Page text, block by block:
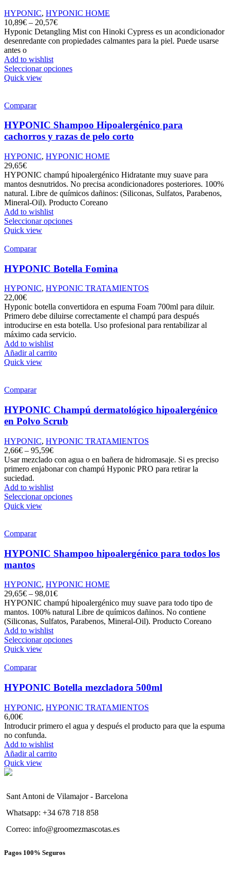
HYPONIC, HYPONIC HOME
10,89€ – 20,57€
Hyponic Detangling Mist con Hinoki Cypress es un acondicionador
desenredante con propiedades calmantes para la piel. Puede usarse
antes o
Add to wishlist
Seleccionar opciones
Quick view
Comparar
HYPONIC Shampoo Hipoalergénico para
cachorros y razas de pelo corto
HYPONIC, HYPONIC HOME
29,65€
HYPONIC champú hipoalergénico Hidratante muy suave para
mantos desnutridos. No precisa acondicionadores posteriores. 100%
natural. Libre de químicos dañinos: (Siliconas, Sulfatos, Parabenos,
Mineral-Oil). Producto Coreano
Add to wishlist
Seleccionar opciones
Quick view
Comparar
HYPONIC Botella Fomina
HYPONIC, HYPONIC TRATAMIENTOS
22,00€
Hyponic botella convertidora en espuma Foam 700ml para diluir.
Primero debe diluirse correctamente el champú para después
introducirse en esta botella. Uso profesional para rentabilizar al
máximo cada servicio.
Add to wishlist
Añadir al carrito
Quick view
Comparar
HYPONIC Champú dermatológico hipoalergénico
en Polvo Scrub
HYPONIC, HYPONIC TRATAMIENTOS
2,66€ – 95,59€
Usar mezclado con agua o en bañera de hidromasaje. Si es preciso
primero enjabonar con champú Hyponic PRO para retirar la
suciedad.
Add to wishlist
Seleccionar opciones
Quick view
Comparar
HYPONIC Shampoo hipoalergénico para todos los
mantos
HYPONIC, HYPONIC HOME
29,65€ – 98,01€
HYPONIC champú hipoalergénico muy suave para todo tipo de
mantos. 100% natural Libre de químicos dañinos. No contiene
(Siliconas, Sulfatos, Parabenos, Mineral-Oil). Producto Coreano
Add to wishlist
Seleccionar opciones
Quick view
Comparar
HYPONIC Botella mezcladora 500ml
HYPONIC, HYPONIC TRATAMIENTOS
6,00€
Introducir primero el agua y después el producto para que la espuma
no confunda.
Add to wishlist
Añadir al carrito
Quick view
Sant Antoni de Vilamajor - Barcelona
Whatsapp: +34 678 718 858
Correo: info@groomezmascotas.es
Pagos 100% Seguros